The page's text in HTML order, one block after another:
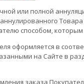
или полной
способом,
оформляется в
на Сайте в
заказа